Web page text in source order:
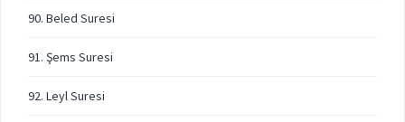
90. Beled Suresi
91. Şems Suresi
92. Leyl Suresi